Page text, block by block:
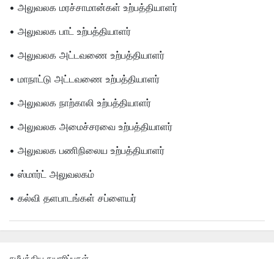
• அலுவலக மரச்சாமான்கள் உற்பத்தியாளர்
• அலுவலக பாட் உற்பத்தியாளர்
• அலுவலக அட்டவணை உற்பத்தியாளர்
• மாநாட்டு அட்டவணை உற்பத்தியாளர்
• அலுவலக நாற்காலி உற்பத்தியாளர்
• அலுவலக அமைச்சரவை உற்பத்தியாளர்
• அலுவலக பணிநிலைய உற்பத்தியாளர்
• ஸ்மார்ட் அலுவலகம்
• கல்வி தளபாடங்கள் சப்ளையர்